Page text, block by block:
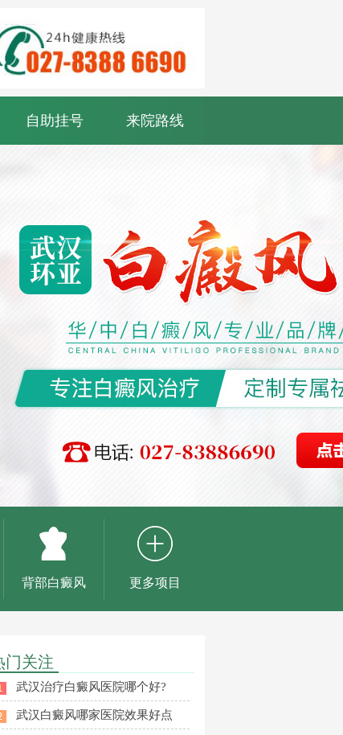
自助挂号 来院路线
背部白癜风 更多项目
门关注
武汉治疗白癜风医院哪个好?
武汉白癜风哪家医院效果好点